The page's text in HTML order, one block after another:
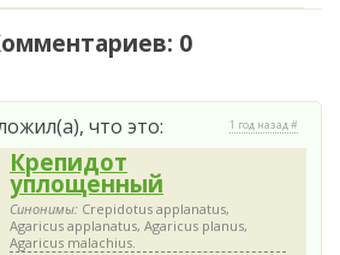
0
что это: 1 год назад #
Крепидот
уплощенный
Синонимы: Crepidotus applanatus,
Agaricus applanatus, Agaricus planus,
Agaricus malachius.